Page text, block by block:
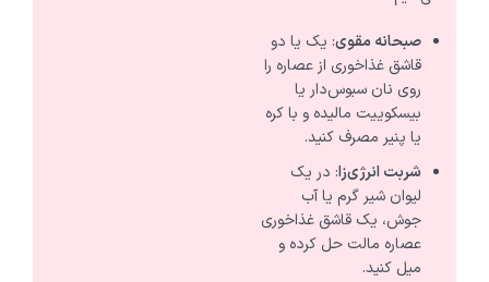
صبحانه مقوی: یک یا دو
قاشق غذاخوری از عصاره را
روی نان سبوس‌دار یا
بیسکوییت مالیده و با کره
یا پنیر مصرف کنید.
شربت انرژی‌زا: در یک
لیوان شیر گرم یا آب
جوش، یک قاشق غذاخوری
عصاره مالت حل کرده و
میل کنید.